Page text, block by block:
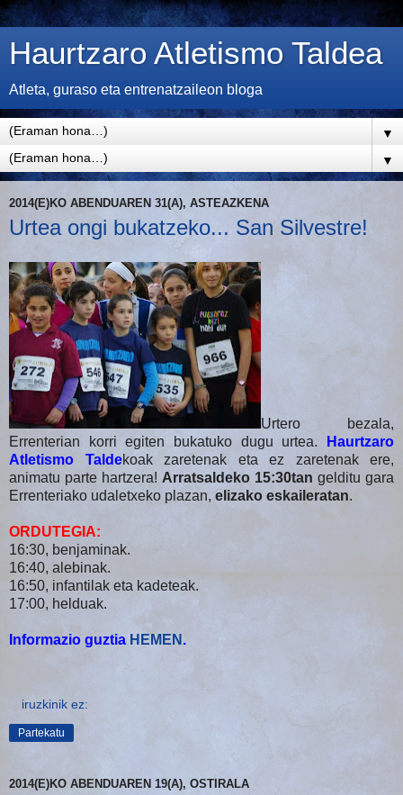
Haurtzaro Atletismo Taldea
Atleta, guraso eta entrenatzaileon bloga
▼
▼
2014(E)KO ABENDUAREN 31(A), ASTEAZKENA
Urtea ongi bukatzeko... San Silvestre!
Urtero bezala,
Errenterian korri egiten bukatuko dugu urtea.
Haurtzaro
Atletismo Taldekoak zaretenak eta ez zaretenak ere,
animatu parte hartzera! Arratsaldeko 15:30tan gelditu gara
Errenteriako udaletxeko plazan, elizako eskaileratan.
ORDUTEGIA:
16:30, benjaminak.
16:40, alebinak.
16:50, infantilak eta kadeteak.
17:00, helduak.
Informazio guztia HEMEN .
iruzkinik ez:
Partekatu
2014(E)KO ABENDUAREN 19(A), OSTIRALA